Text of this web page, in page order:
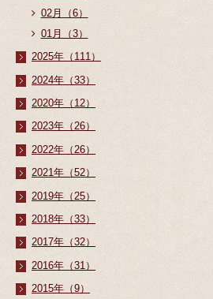
02月（6）
01月（3）
2025年（111）
2024年（33）
2020年（12）
2023年（26）
2022年（26）
2021年（52）
2019年（25）
2018年（33）
2017年（32）
2016年（31）
2015年（9）